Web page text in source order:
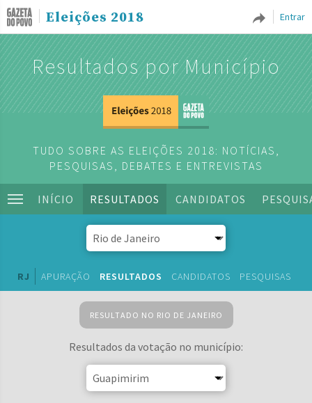
Entrar
Eleições 2018
Resultados por Município
TUDO SOBRE AS ELEIÇÕES 2018: NOTÍCIAS,
PESQUISAS, DEBATES E ENTREVISTAS
INÍCIO RESULTADOS CANDIDATOS
RJ APURAÇÃO RESULTADOS CANDIDATOS PESQUISAS
RESULTADO NO RIO DE JANEIRO
Resultados da votação no município: